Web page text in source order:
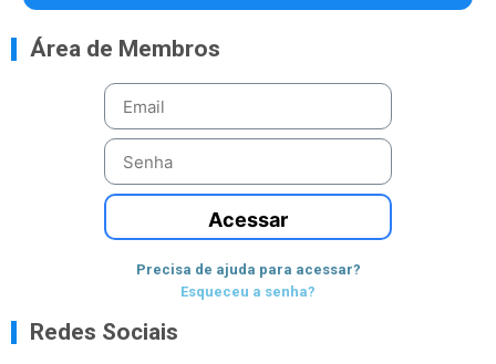
Área de Membros
Acessar
Precisa de ajuda para acessar?
Esqueceu a senha?
Redes Sociais